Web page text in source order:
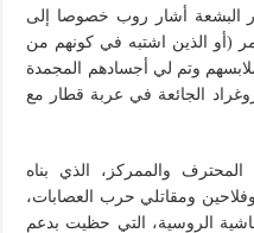
البشعة أشار روب خصوصا إلى
(أو الذين اشتبه في كونهم من
وتم لي أجسادهم المجمدة
الجائعة في عربة قطار مع
والممركز، الذي بناه
ومقاتلي حرب العصابات،
الروسية، التي حظيت بدعم